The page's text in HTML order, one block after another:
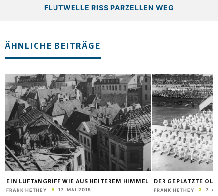
FLUTWELLE RISS PARZELLEN WEG
ÄHNLICHE BEITRÄGE
EIN LUFTANGRIFF WIE AUS HEITEREM HIMMEL
FRANK HETHEY 17. MAI 2015
DER GEPLATZTE
FRANK HETHEY 7.